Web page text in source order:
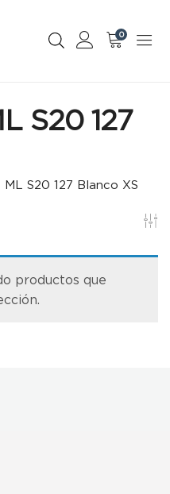
0
S20 127
S20 127 Blanco XS
productos que